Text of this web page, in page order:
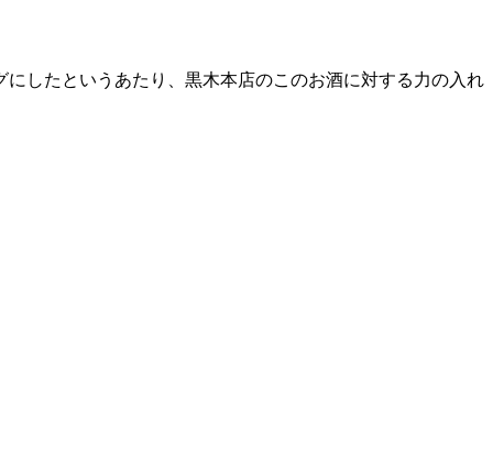
したというあたり、黒木本店のこのお酒に対する力の入れ